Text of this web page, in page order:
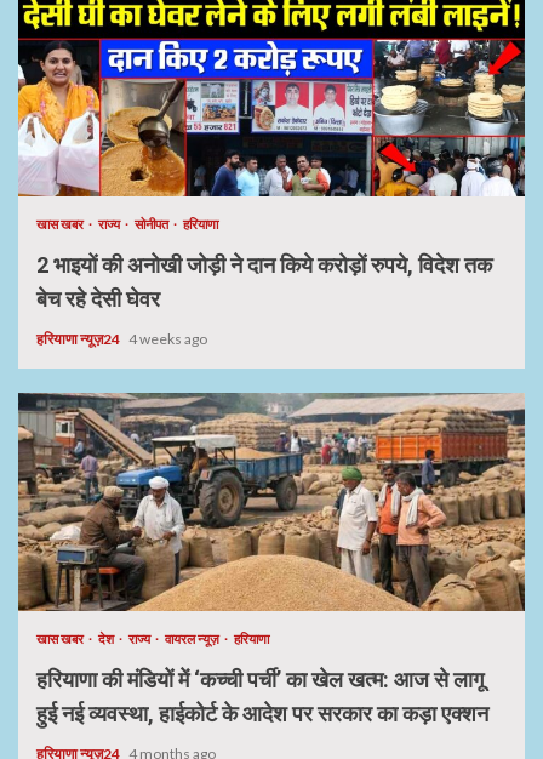
खास खबर राज्य सोनीपत हरियाणा
2 भाइयों की अनोखी जोड़ी ने दान किये करोड़ों रुपये, विदेश तक
बेच रहे देसी घेवर
हरियाणा न्यूज़24 4 weeks ago
खास खबर देश राज्य वायरल न्यूज़ हरियाणा
हरियाणा की मंडियों में ‘कच्ची पर्ची’ का खेल खत्म: आज से लागू
हुई नई व्यवस्था, हाईकोर्ट के आदेश पर सरकार का कड़ा एक्शन
हरियाणा न्यूज़24 4 months ago